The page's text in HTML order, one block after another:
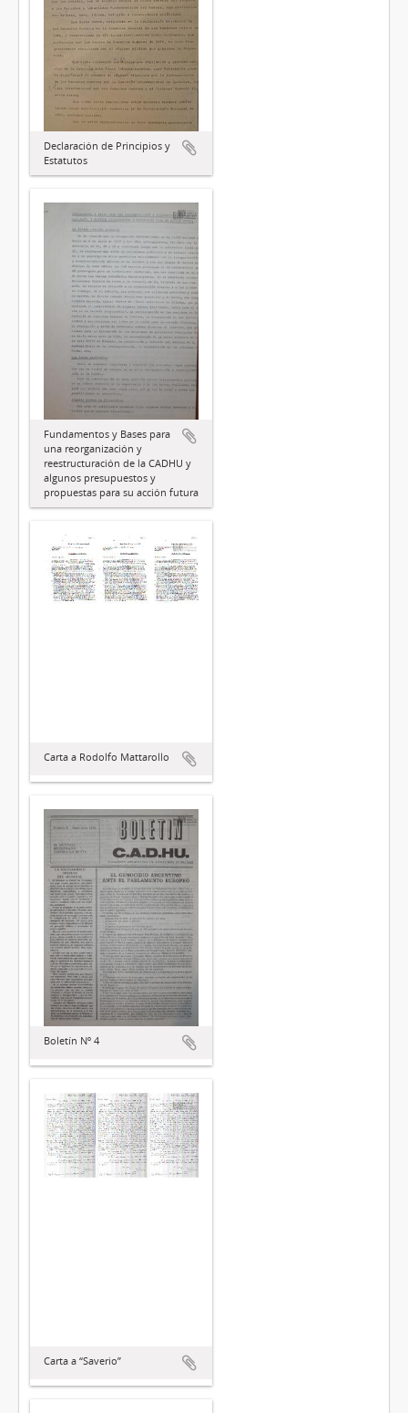
Declaración de Principios y
Estatutos
Fundamentos y Bases para
una reorganización y
reestructuración de la CADHU y
algunos presupuestos y
propuestas para su acción futura
Carta a Rodolfo Mattarollo
Boletín Nº 4
Carta a “Saverio”